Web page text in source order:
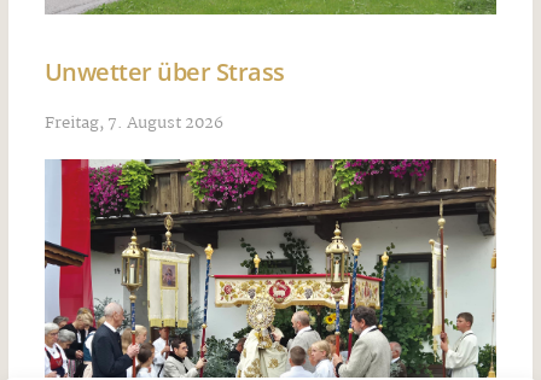
Unwetter über Strass
Freitag, 7. August 2026